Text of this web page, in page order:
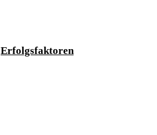
Erfolgsfaktoren